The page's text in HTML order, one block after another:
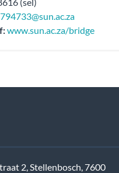
www.sun.ac.za/bridge
2, Stellenbosch, 7600